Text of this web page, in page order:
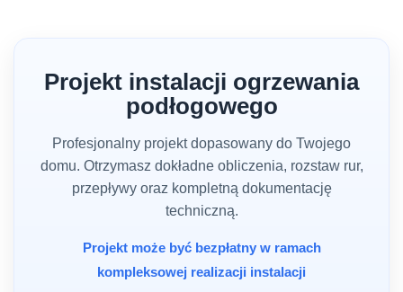
Projekt instalacji ogrzewania
podłogowego
Profesjonalny projekt dopasowany do Twojego
domu. Otrzymasz dokładne obliczenia, rozstaw rur,
przepływy oraz kompletną dokumentację
techniczną.
Projekt może być bezpłatny w ramach
kompleksowej realizacji instalacji